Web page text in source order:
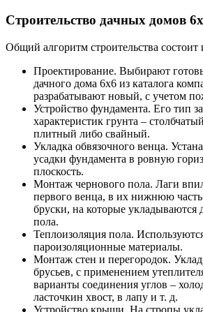
Строительство дачных домов
Общий алгоритм строительства
Проектирование. Выбирают
дачного дома 6х6 из каталога
разрабатывают новый, с учетом
Устройство фундамента. Его тип
характеристик грунта –
плитный либо свайный.
Укладка обвязочного венца.
усадки фундамента в ровную
плоскость.
Монтаж чернового пола. Лаги
первого венца, в их нижнюю часть
бруски, на которые укладываются
пола.
Теплоизоляция пола.
пароизоляционные материалы.
Монтаж стен и перегородок.
брусьев, с применением
варианты соединения углов –
ласточкин хвост, в лапу и т. д.
Устройство крыши. На стропы